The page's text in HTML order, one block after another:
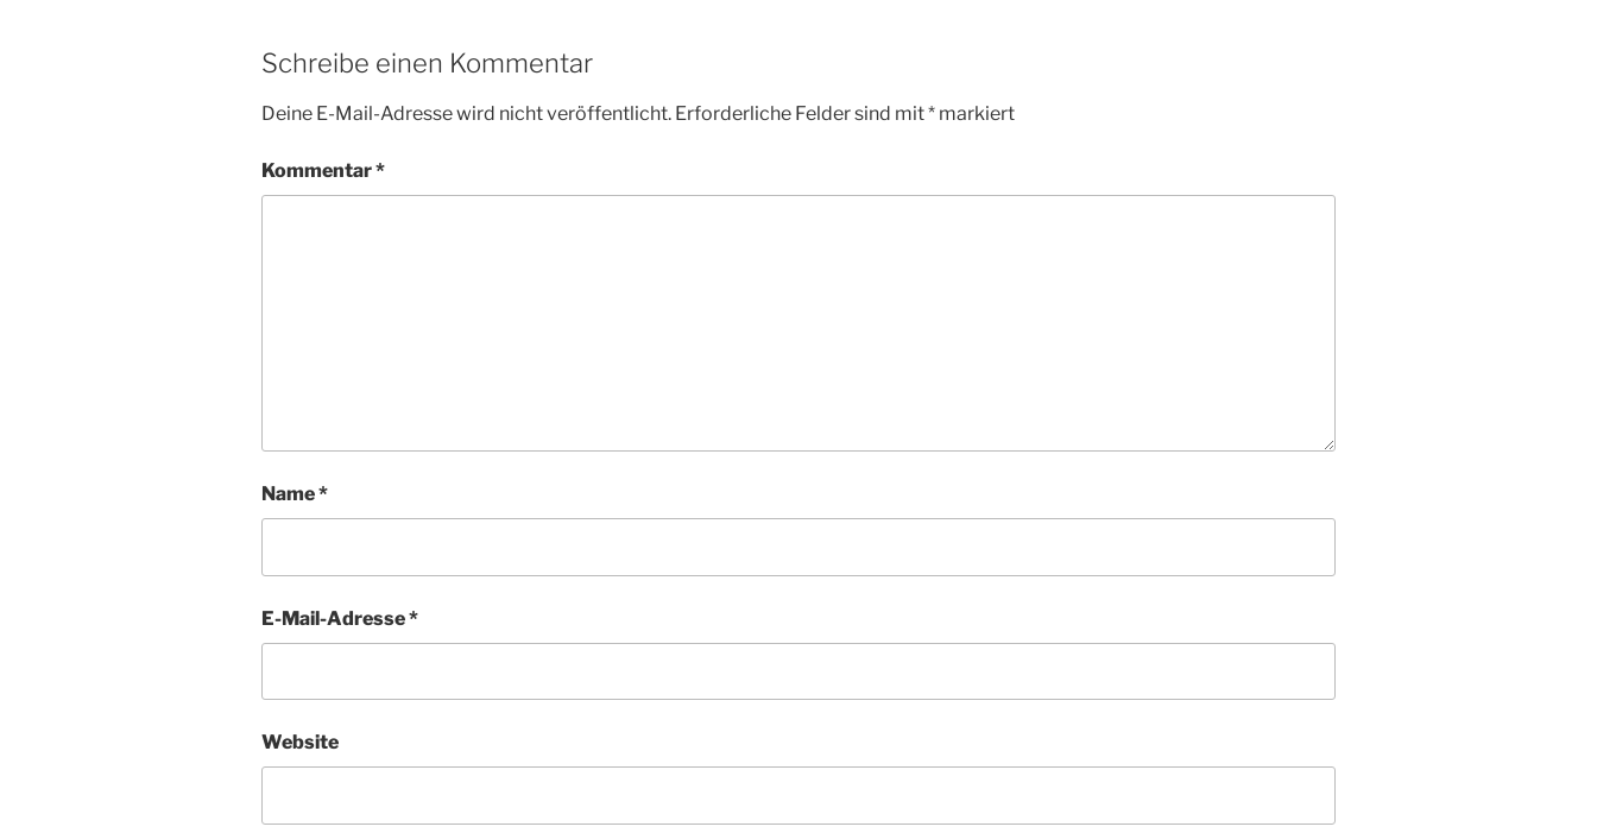
Schreibe einen Kommentar
Deine E-Mail-Adresse wird nicht veröffentlicht. Erforderliche Felder sind mit* markiert
Kommentar*
Name*
E-Mail-Adresse*
Website